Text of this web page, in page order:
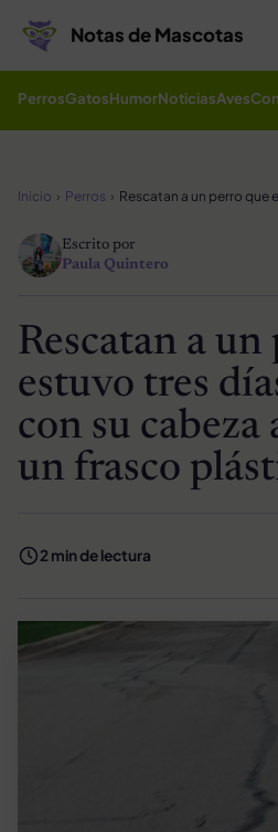
Notas de Mascotas
PerrosGatosHumorNoticiasAves
Inicio Perros
Escrito por
Paula Quintero
Rescatan a un
estuvo tres
con su cabeza
un frasco
2 min de lectura